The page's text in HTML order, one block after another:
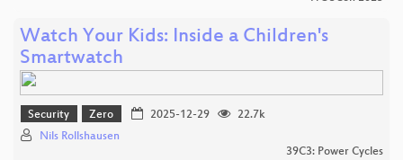
Watch Your Kids: Inside a Children's
Smartwatch
Security Zero 2025-12-29
22.7k
Nils Rollshausen
39C3: Power Cycles